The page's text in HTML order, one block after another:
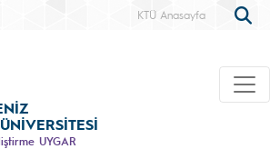
KTÜ Anasayfa
UYGAR